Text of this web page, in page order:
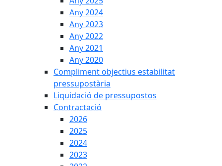
Any 2024
Any 2023
Any 2022
Any 2021
Any 2020
Compliment objectius estabilitat
pressupostària
Liquidació de pressupostos
Contractació
2026
2025
2024
2023